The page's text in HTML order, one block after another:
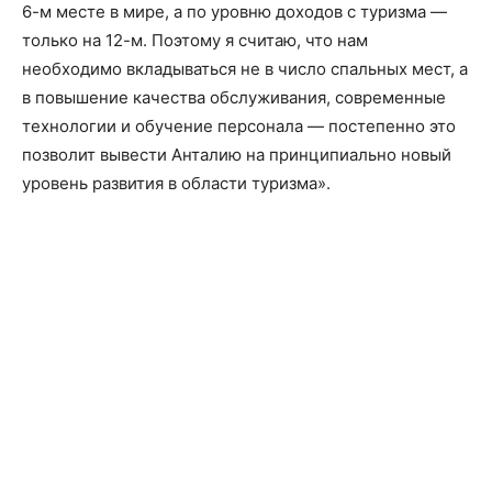
6-м месте в мире, а по уровню доходов с туризма —
только на 12-м. Поэтому я считаю, что нам
необходимо вкладываться не в число спальных мест, а
в повышение качества обслуживания, современные
технологии и обучение персонала — постепенно это
позволит вывести Анталию на принципиально новый
уровень развития в области туризма».